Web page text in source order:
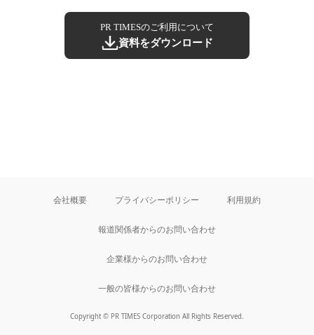
PR TIMESのご利用について
資料をダウンロード
会社概要 プライバシーポリシー 利用規約
報道関係者からのお問い合わせ
企業様からのお問い合わせ
一般の皆様からのお問い合わせ
Copyright © PR TIMES Corporation All Rights Reserved.